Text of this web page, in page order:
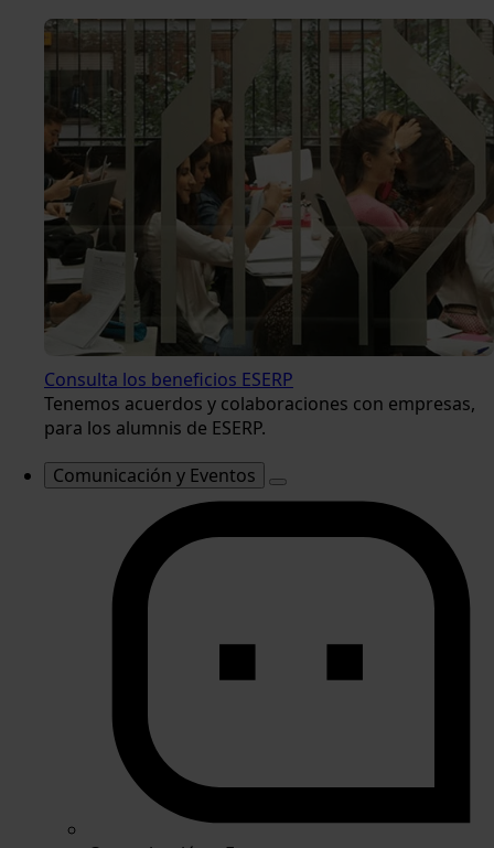
Consulta los beneficios ESERP
Tenemos acuerdos y colaboraciones con empresas,
para los alumnis de ESERP.
Comunicación y Eventos